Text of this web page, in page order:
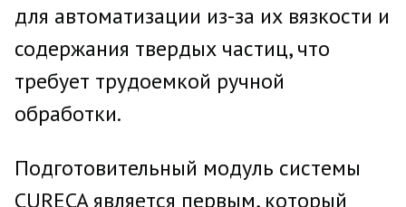
для автоматизации из-за их вязкости и
содержания твердых частиц, что
требует трудоемкой ручной
обработки.
Подготовительный модуль системы
CURECA является первым, который